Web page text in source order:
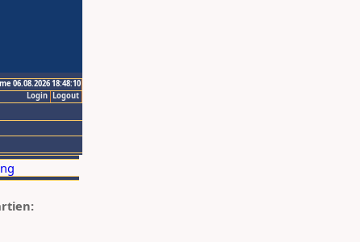
06.08.2026 18:48:10
Logout
Login